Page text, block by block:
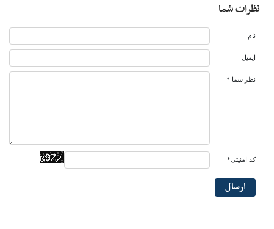
نظرات شما
نام
ایمیل
نظر شما *
کد امنیتی*
ارسال